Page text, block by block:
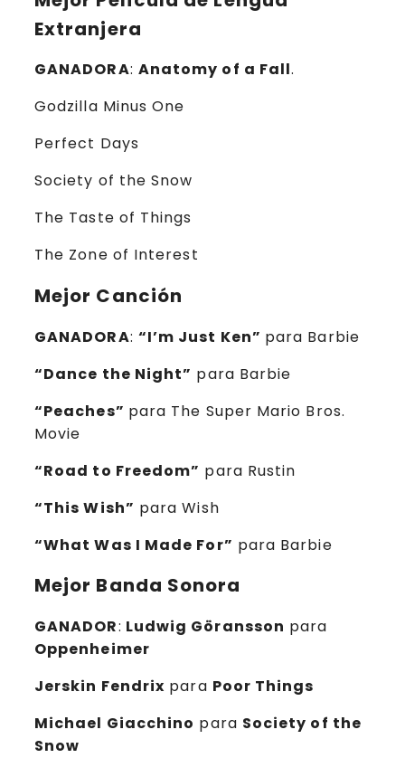
Extranjera
GANADORA: Anatomy of a Fall.
Godzilla Minus One
Perfect Days
Society of the Snow
The Taste of Things
The Zone of Interest
Mejor Canción
GANADORA: “I’m Just Ken” para Barbie
“Dance the Night” para Barbie
“Peaches” para The Super Mario Bros.
Movie
“Road to Freedom” para Rustin
“This Wish” para Wish
“What Was I Made For” para Barbie
Mejor Banda Sonora
GANADOR: Ludwig Göransson para
Oppenheimer
Jerskin Fendrix para Poor Things
Michael Giacchino para Society of the
Snow